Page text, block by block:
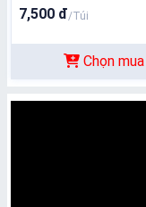
7,500 đ/Túi
Chọn mua